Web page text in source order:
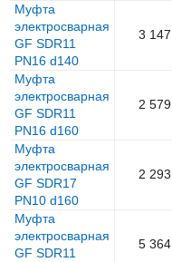
Муфта
электросварная
GF SDR11
PN16 d140
3 147
Муфта
электросварная
GF SDR11
PN16 d160
2 579
Муфта
электросварная
GF SDR17
PN10 d160
2 293
Муфта
электросварная
GF SDR11
5 364